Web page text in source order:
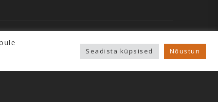
Seadista küpsised Nõustun